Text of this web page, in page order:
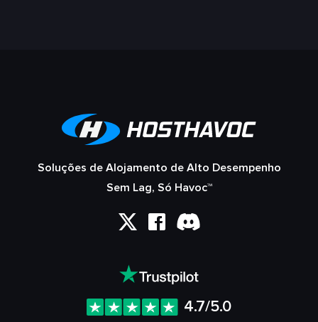
Soluções de Alojamento de Alto Desempenho
Sem Lag, Só Havoc™
4.7/5.0